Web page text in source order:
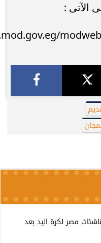
الآتى :
مصر لكرة اليد بعد